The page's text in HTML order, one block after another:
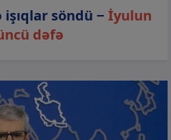
söndü − İyulun
dəfə